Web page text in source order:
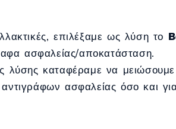
επιλέξαμε ως λύση το
ασφαλείας/αποκατάσταση.
καταφέραμε να μειώσουμε
ασφαλείας όσο και